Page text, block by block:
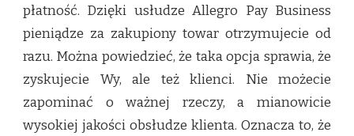
płatność. Dzięki usłudze Allegro Pay Business
pieniądze za zakupiony towar otrzymujecie od
razu. Można powiedzieć, że taka opcja sprawia, że
zyskujecie Wy, ale też klienci. Nie możecie
zapominać o ważnej rzeczy, a mianowicie
wysokiej jakości obsłudze klienta. Oznacza to, że